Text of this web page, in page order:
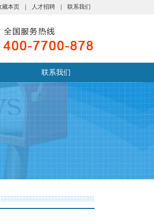
藏本页 人才招聘 联系我们
联系我们